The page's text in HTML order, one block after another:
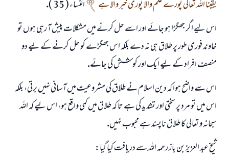
يقينا اللہ تعالى پورے علم والا پورى خبر والا ہے
النساء ( 35 ).
اس ليے اگر جھگڑا ہو جائے اور اسے حل كرنے ميں مشكلات پيش آ رہى ہوں تو
خاوند فورى طور پر طلاق ہى نہ دے بلكہ اس جھگڑے كو حل كرنے كے ليے دو
منصف افراد كے ليے ايك اور كوشش كى جائے.
اس سے واضح ہوا كہ دين اسلام نے طلاق كى مشروعيت ميں آسانى نہيں برتى، بلكہ
اس ميں تو مرد پر سختى اور تشديد كى ہے تا كہ طلاق ميں كمى واقع ہو، اس ليے كہ اللہ
سبحانہ و تعالى كا طلاق ناپسند ہے محبوب نہيں.
شيخ عبد العزيز بن باز رحمہ اللہ سے دريافت كيا گيا: